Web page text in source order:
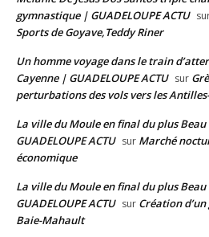
gymnastique | GUADELOUPE ACTU
Sports de Goyave,Teddy Riner
Un homme voyage dans le train
Cayenne | GUADELOUPE ACTU sur
perturbations des vols vers les
La ville du Moule en final du plus
GUADELOUPE ACTU sur Marché
économique
La ville du Moule en final du plus
GUADELOUPE ACTU sur Création
Baie-Mahault